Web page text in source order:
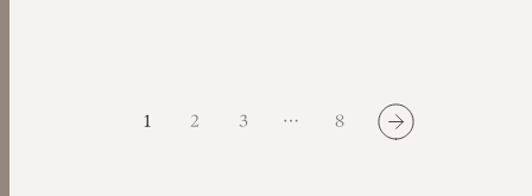
仕上げを行いました。枝物にはユキヤナギ
や雲龍柳を使用し、立体感とボリューム感
1 2 3 … 8